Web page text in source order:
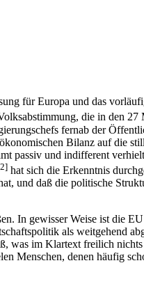
für Europa und das
die in den
fernab der
Bilanz auf die
passiv und indifferent
hat sich die Erkenntnis
und daß die politische
In gewisser Weise ist die
als weitgehend
was im Klartext freilich
Menschen, denen häufig